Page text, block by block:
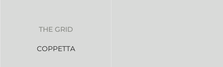
THE GRID
COPPETTA